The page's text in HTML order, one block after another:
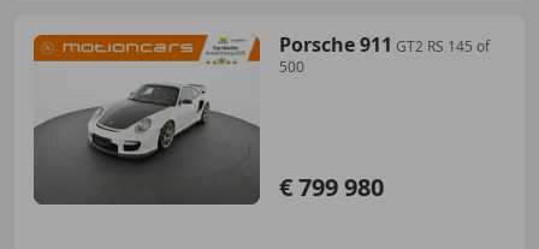
Porsche 911 GT2 RS 145 of
500
€ 799 980